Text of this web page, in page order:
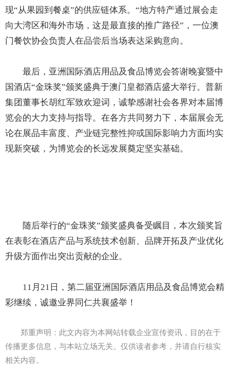
现“从果园到餐桌”的供应链体系。“地方特产通过展会走
向大湾区和海外市场，这是最直接的推广路径”，一位澳
门餐饮协会负责人在品尝后当场表达采购意向。
最后，亚洲国际酒店用品及食品博览会答谢晚宴暨中
国酒店“金珠奖”颁奖盛典于澳门皇都酒店盛大举行。普新
集团董事长胡红军致欢迎词，诚挚感谢社会各界对本届博
览会的大力支持与指导。在各方共同努力下，本届展会无
论在展品丰富度、产业链完整性抑或国际影响力方面均实
现新突破，为博览会的长远发展奠定坚实基础。
随后举行的“金珠奖”颁奖盛典备受瞩目，本次颁奖旨
在表彰在酒店产品与系统技术创新、品牌开拓及产业优化
升级方面作出突出贡献的企业。
11月21日，第二届亚洲国际酒店用品及食品博览会精
彩继续，诚邀业界同仁共襄盛举！
郑重声明：此文内容为本网站转载企业宣传资讯，目的在于
传播更多信息，与本站立场无关。仅供读者参考，并请自行核实
相关内容。